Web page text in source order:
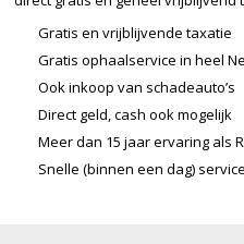
Gratis en vrijblijvende taxatie
Gratis ophaalservice in heel
Ook inkoop van schadeauto’s
Direct geld, cash ook mogelijk
Meer dan 15 jaar ervaring als
Snelle (binnen een dag)